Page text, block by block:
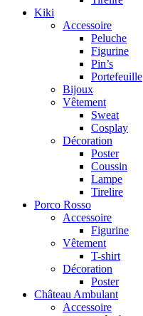
Kiki
Accessoire
Peluche
Figurine
Pin’s
Portefeuille
Bijoux
Vêtement
Sweat
Cosplay
Décoration
Poster
Coussin
Lampe
Tirelire
Porco Rosso
Accessoire
Figurine
Vêtement
T-shirt
Décoration
Poster
Château Ambulant
Accessoire